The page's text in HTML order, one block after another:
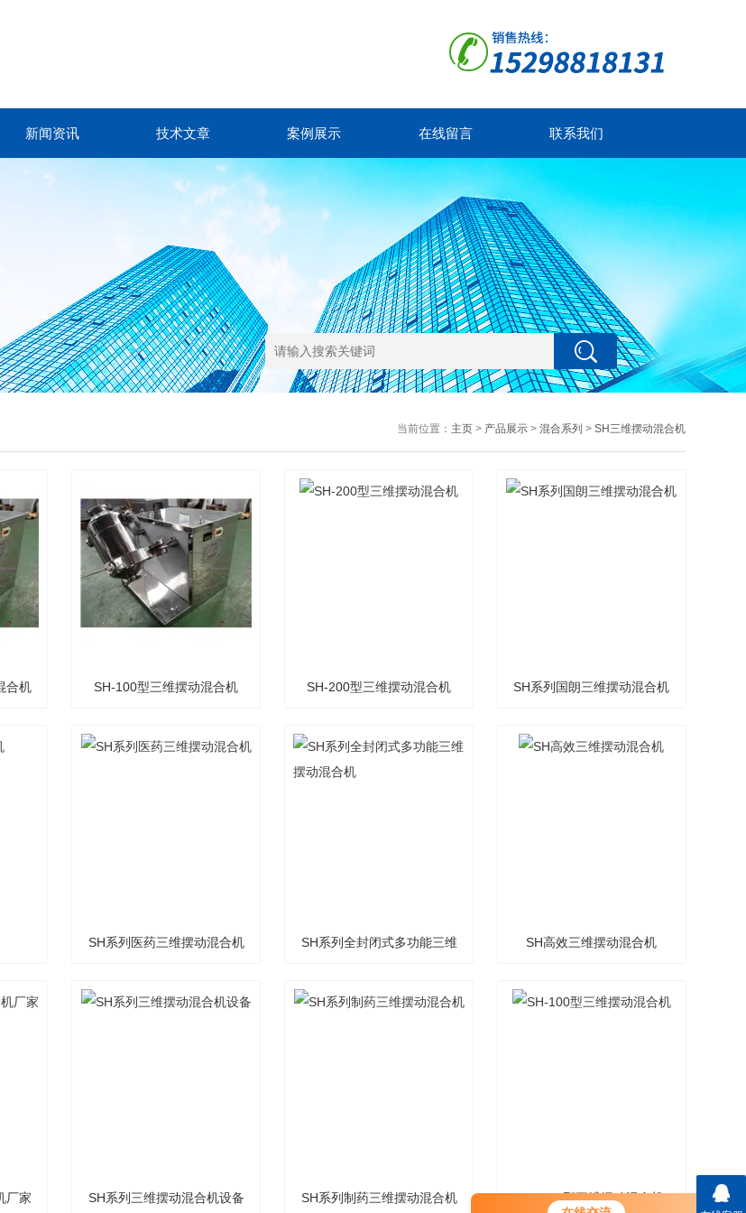
新闻资讯 技术文章 案例展示 在线留言 联系我们
当前位置： 主页> 产品展示> 混合系列 > SH三维摆动混合机
合机 SH-100型三维摆动混合机 SH-200型三维摆动混合机 SH系列国朗三维摆动混合机
SH系列医药三维摆动混合机 SH系列全封闭式多功能三维 SH高效三维摆动混合机
厂家 SH系列三维摆动混合机设备 SH系列制药三维摆动混合机 SH-100型三维摆动混合机